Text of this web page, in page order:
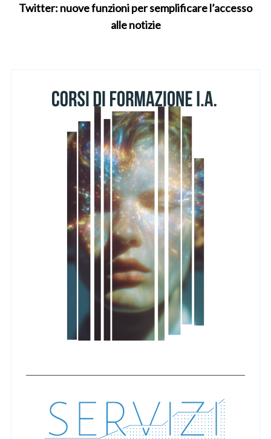
Twitter: nuove funzioni per semplificare l’accesso
alle notizie